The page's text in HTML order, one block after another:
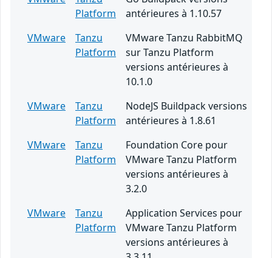
Platform
antérieures à 1.10.57
VMware
Tanzu
Platform
VMware Tanzu RabbitMQ
sur Tanzu Platform
versions antérieures à
10.1.0
VMware
Tanzu
Platform
NodeJS Buildpack versions
antérieures à 1.8.61
VMware
Tanzu
Platform
Foundation Core pour
VMware Tanzu Platform
versions antérieures à
3.2.0
VMware
Tanzu
Platform
Application Services pour
VMware Tanzu Platform
versions antérieures à